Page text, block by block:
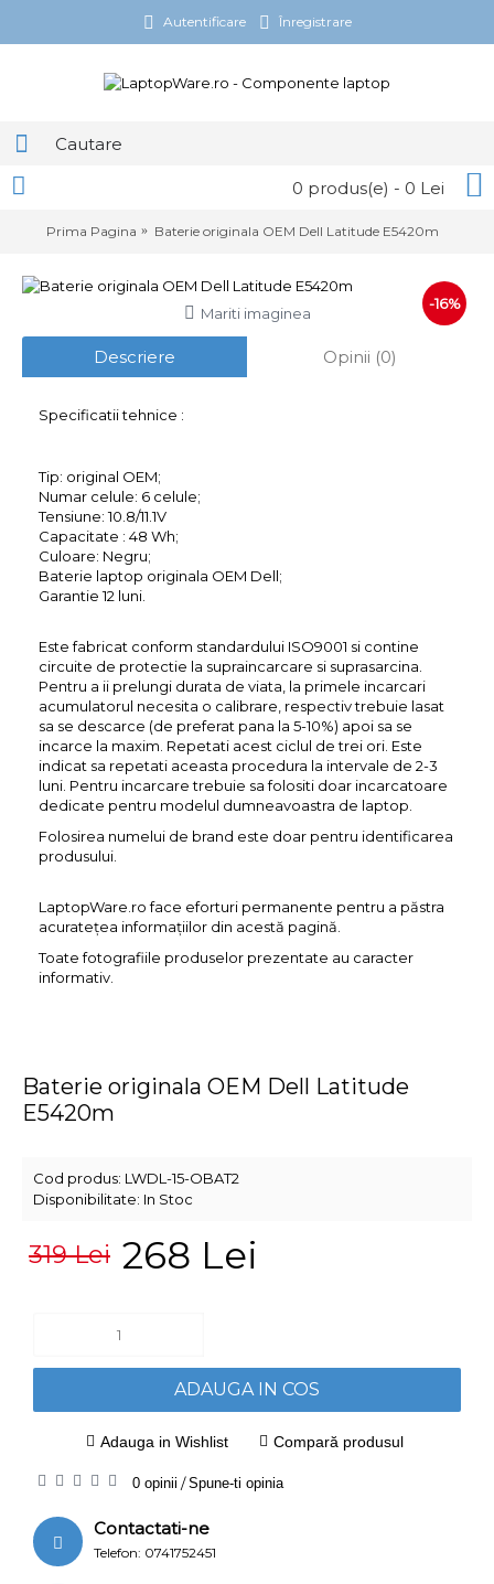
Autentificare Înregistrare
0 produs(e) - 0 Lei
Prima Pagina Baterie originala OEM Dell Latitude E5420m
-16%
Mariti imaginea
Descriere Opinii (0)
Specificatii tehnice :
Tip: original OEM;
Numar celule: 6 celule;
Tensiune: 10.8/11.1V
Capacitate : 48 Wh;
Culoare: Negru;
Baterie laptop originala OEM Dell;
Garantie 12 luni.
Este fabricat conform standardului ISO9001 si contine
circuite de protectie la supraincarcare si suprasarcina.
Pentru a ii prelungi durata de viata, la primele incarcari
acumulatorul necesita o calibrare, respectiv trebuie lasat
sa se descarce (de preferat pana la 5-10%) apoi sa se
incarce la maxim. Repetati acest ciclul de trei ori. Este
indicat sa repetati aceasta procedura la intervale de 2-3
luni. Pentru incarcare trebuie sa folositi doar incarcatoare
dedicate pentru modelul dumneavoastra de laptop.
Folosirea numelui de brand este doar pentru identificarea
produsului.
LaptopWare.ro face eforturi permanente pentru a păstra
acurateţea informaţiilor din acestă pagină.
Toate fotografiile produselor prezentate au caracter
informativ.
Baterie originala OEM Dell Latitude
E5420m
Cod produs: LWDL-15-OBAT2
Disponibilitate: In Stoc
319 Lei 268 Lei
ADAUGA IN COS
Adauga in Wishlist Compară produsul
0 opinii /Spune-ti opinia
Contactati-ne
Telefon: 0741752451